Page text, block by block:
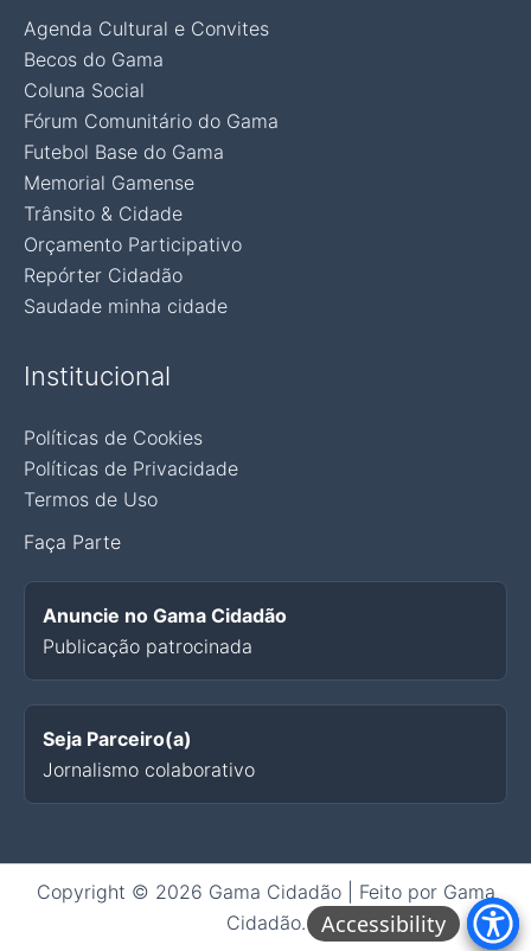
Agenda Cultural e Convites
Becos do Gama
Coluna Social
Fórum Comunitário do Gama
Futebol Base do Gama
Memorial Gamense
Trânsito & Cidade
Orçamento Participativo
Repórter Cidadão
Saudade minha cidade
Institucional
Políticas de Cookies
Políticas de Privacidade
Termos de Uso
Faça Parte
Anuncie no Gama Cidadão
Publicação patrocinada
Seja Parceiro(a)
Jornalismo colaborativo
Copyright © 2026 Gama Cidadão | Feito por Gama
Cidadão.